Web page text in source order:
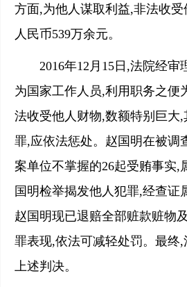
方面,为他人谋取利益,非法收
人民币539万余元。
2016年12月15日,法院经审
为国家工作人员,利用职务之便
法收受他人财物,数额特别巨大
罪,应依法惩处。赵国明在被调
案单位不掌握的26起受贿事实,
国明检举揭发他人犯罪,经查证
赵国明现已退赔全部赃款赃物
罪表现,依法可减轻处罚。最终
上述判决。